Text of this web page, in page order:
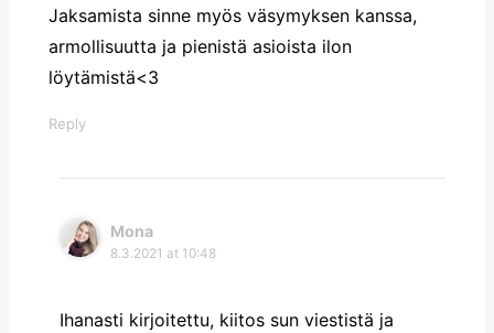
Jaksamista sinne myös väsymyksen kanssa,
armollisuutta ja pienistä asioista ilon
löytämistä<3
Reply
Mona
8.3.2021 at 10:48
Ihanasti kirjoitettu, kiitos sun viestistä ja